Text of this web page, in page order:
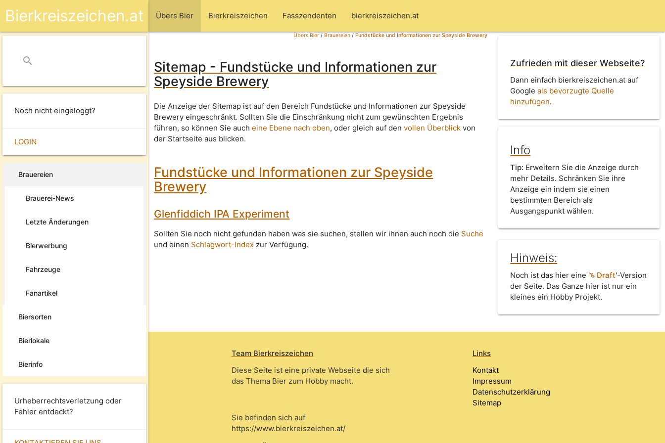
Übers Bier Bierkreiszeichen Fasszendenten bierkreiszeichen.at
Bierkreiszeichen.at
search
Noch nicht eingeloggt?
LOGIN
Brauereien
Brauerei-News
Letzte Änderungen
Bierwerbung
Fahrzeuge
Fanartikel
Biersorten
Bierlokale
Bierinfo
Urheberrechtsverletzung oder
Fehler entdeckt?
Übers Bier/Brauereien/Fundstücke und Informationen zur Speyside Brewery
Sitemap - Fundstücke und Informationen zur
Speyside Brewery
Die Anzeige der Sitemap ist auf den Bereich Fundstücke und Informationen zur Speyside
Brewery eingeschränkt. Sollten Sie die Einschränkung nicht zum gewünschten Ergebnis
führen, so können Sie aucheine Ebene nach oben, oder gleich auf denvollen Überblick von
der Startseite aus blicken.
Fundstücke und Informationen zur Speyside
Brewery
Glenfiddich IPA Experiment
Sollten Sie noch nicht gefunden haben was sie suchen, stellen wir ihnen auch noch die Suche
und einen Schlagwort-Index zur Verfügung.
Zufrieden mit dieser Webseite?
Dann einfach bierkreiszeichen.at auf
Googleals bevorzugte Quelle
hinzufügen.
Info
Tip: Erweitern Sie die Anzeige durch
mehr Details. Schränken Sie ihre
Anzeige ein indem sie einen
bestimmten Bereich als
Ausgangspunkt wählen.
Hinweis:
Noch ist das hier eine ' Draft'-Version
der Seite. Das Ganze hier ist nur ein
kleines ein Hobby Projekt.
Team Bierkreiszeichen
Diese Seite ist eine private Webseite die sich
das Thema Bier zum Hobby macht.
Sie befinden sich auf
https://www.bierkreiszeichen.at/
Links
Kontakt
Impressum
Datenschutzerklärung
Sitemap